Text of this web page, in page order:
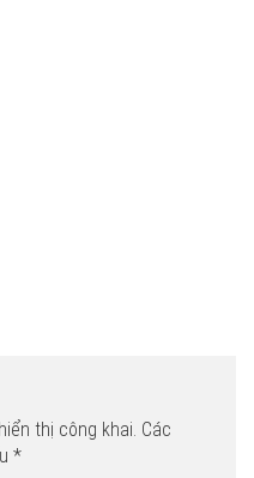
thị công khai. Các
*